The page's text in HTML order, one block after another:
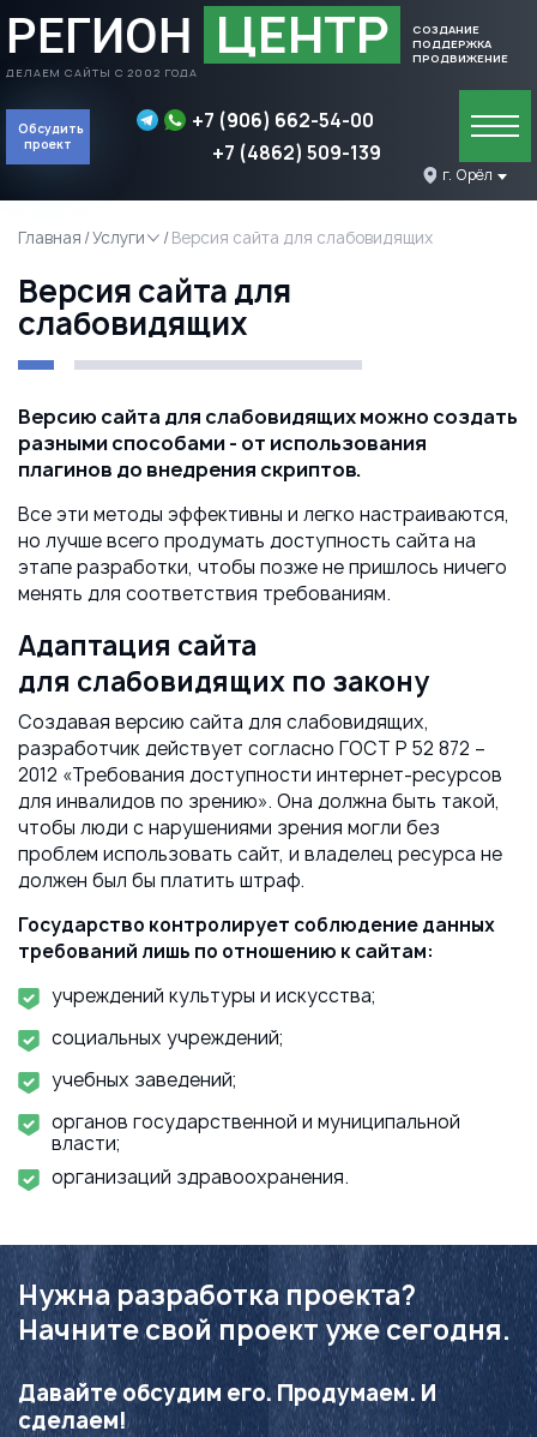
РЕГИОН ЦЕНТР
СОЗДАНИЕ
ПОДДЕРЖКА
ПРОДВИЖЕНИЕ
ДЕЛАЕМ САЙТЫ С 2002 ГОДА
Обсудить
проект
+7 (906) 662-54-00
+7 (4862) 509-139
г. Орёл
Главная Услуги Версия сайта для слабовидящих
Версия сайта для
слабовидящих
Версию сайта для слабовидящих можно создать
разными способами - от использования
плагинов до внедрения скриптов.
Все эти методы эффективны и легко настраиваются,
но лучше всего продумать доступность сайта на
этапе разработки, чтобы позже не пришлось ничего
менять для соответствия требованиям.
Адаптация сайта
для слабовидящих по закону
Создавая версию сайта для слабовидящих,
разработчик действует согласно ГОСТ Р 52 872 –
2012 «Требования доступности интернет-ресурсов
для инвалидов по зрению». Она должна быть такой,
чтобы люди с нарушениями зрения могли без
проблем использовать сайт, и владелец ресурса не
должен был бы платить штраф.
Государство контролирует соблюдение данных
требований лишь по отношению к сайтам:
учреждений культуры и искусства;
социальных учреждений;
учебных заведений;
органов государственной и муниципальной
власти;
организаций здравоохранения.
Нужна разработка проекта?
Начните свой проект уже сегодня.
Давайте обсудим его. Продумаем. И
сделаем!